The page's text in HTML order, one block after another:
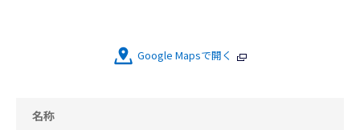
Google Mapsで開く
名称